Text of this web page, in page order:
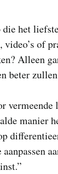
die het
of
Alleen
beter
manier